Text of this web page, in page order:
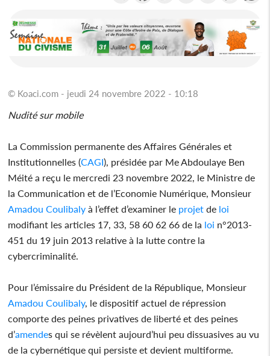
© Koaci.com - jeudi 24 novembre 2022 - 10:18
Nudité sur mobile
La Commission permanente des Affaires Générales et
Institutionnelles (CAGI), présidée par Me Abdoulaye Ben
Méité a reçu le mercredi 23 novembre 2022, le Ministre de
la Communication et de l’Economie Numérique, Monsieur
Amadou Coulibaly à l’effet d’examiner le projet de loi
modifiant les articles 17, 33, 58 60 62 66 de la loi n°2013-
451 du 19 juin 2013 relative à la lutte contre la
cybercriminalité.
Pour l’émissaire du Président de la République, Monsieur
Amadou Coulibaly, le dispositif actuel de répression
comporte des peines privatives de liberté et des peines
d’amendes qui se révèlent aujourd’hui peu dissuasives au vu
de la cybernétique qui persiste et devient multiforme.